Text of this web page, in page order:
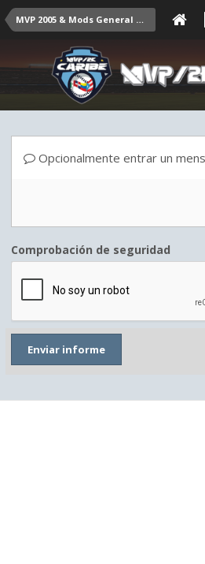
MVP 2005 & Mods General Talk
Opcionalmente entrar un
Comprobación de seguridad
Enviar informe